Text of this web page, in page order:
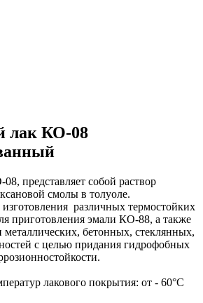
лак КО-08
представляет собой раствор
смолы в толуоле.
изготовления различных термостойких
приготовления эмали КО-88, а также
металлических, бетонных, стеклянных,
с целью придания гидрофобных
лакового покрытия: от - 60°С